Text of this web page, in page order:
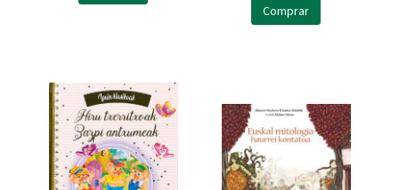
Comprar